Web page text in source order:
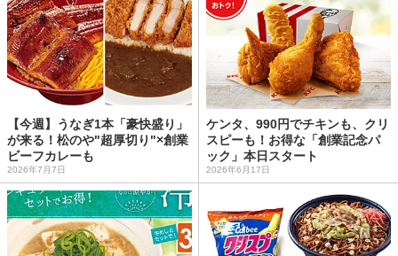
【今週】うなぎ1本「豪快盛り」
が来る！松のや"超厚切り"×創業
ビーフカレーも
2026年7月7日
ケンタ、990円でチキンも、クリ
スピーも！お得な「創業記念パ
ック」本日スタート
2026年6月17日